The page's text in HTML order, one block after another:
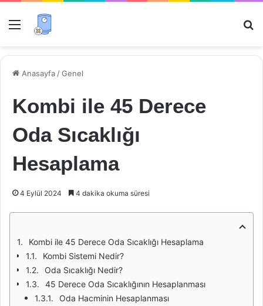
Menü
Anasayfa /Genel
Kombi ile 45 Derece
Oda Sıcaklığı
Hesaplama
4 Eylül 2024 4 dakika okuma süresi
Kombi ile 45 Derece Oda Sıcaklığı Hesaplama
Kombi Sistemi Nedir?
Oda Sıcaklığı Nedir?
45 Derece Oda Sıcaklığının Hesaplanması
Oda Hacminin Hesaplanması